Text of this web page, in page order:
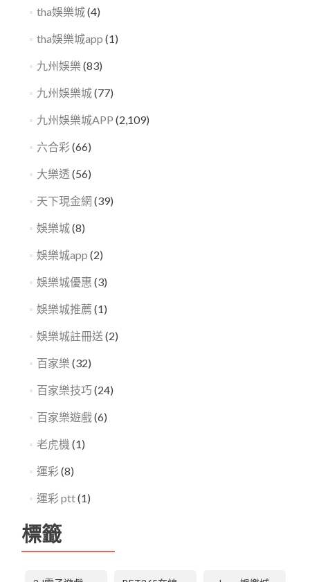
tha娛樂城(4)
tha娛樂城app (1)
九州娛樂 (83)
九州娛樂城(77)
九州娛樂城APP (2,109)
六合彩(66)
大樂透 (56)
天下現金網 (39)
娛樂城(8)
娛樂城app (2)
娛樂城優惠 (3)
娛樂城推薦 (1)
娛樂城註冊送 (2)
百家樂 (32)
百家樂技巧(24)
百家樂遊戲(6)
老虎機 (1)
運彩(8)
運彩 ptt(1)
標籤